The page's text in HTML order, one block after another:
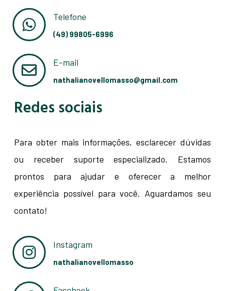
Telefone
(49) 99805-6996
E-mail
nathalianovellomasso@gmail.com
Redes sociais
Para obter mais informações, esclarecer dúvidas
ou receber suporte especializado. Estamos
prontos para ajudar e oferecer a melhor
experiência possível para você. Aguardamos seu
contato!
Instagram
nathalianovellomasso